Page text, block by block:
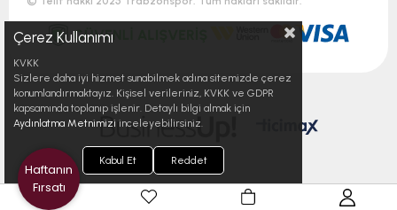
Çerez Kullanımı
KVKK
Sizlere daha iyi hizmet sunabilmek adına sitemizde çerez
konumlandırmaktayız. Kişisel verileriniz, KVKK ve GDPR
kapsamında toplanıp işlenir. Detaylı bilgi almak için
Aydınlatma Metnimizi inceleyebilirsiniz.
Kabul Et Reddet
Haftanın
Fırsatı